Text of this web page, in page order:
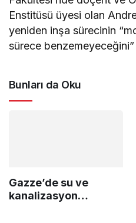
Enstitüsü üyesi olan
yeniden inşa sürecinin
sürece
Bunları da Oku
Gazze’de su ve
kanalizasyon